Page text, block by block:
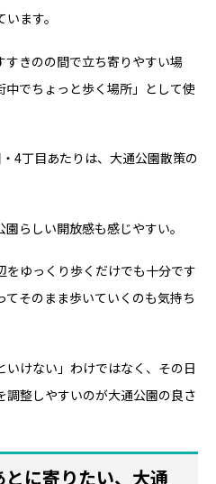
ます。
きのの間で立ち寄りやすい場
中でちょっと歩く場所」として使
4丁目あたりは、大通公園散策の
らしい開放感も感じやすい。
をゆっくり歩くだけでも十分です
てそのまま歩いていくのも気持ち
いけない」わけではなく、その日
調整しやすいのが大通公園の良さ
とに寄りたい、大通